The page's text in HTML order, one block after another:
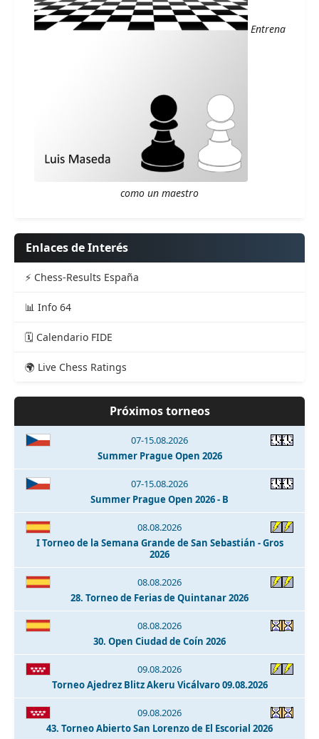
Entrena
como un maestro
Enlaces de Interés
⚡ Chess-Results España
📊 Info 64
🗓️ Calendario FIDE
🌍 Live Chess Ratings
Próximos torneos
07-15.08.2026
Summer Prague Open 2026
07-15.08.2026
Summer Prague Open 2026 - B
08.08.2026
I Torneo de la Semana Grande de San Sebastián - Gros
2026
08.08.2026
28. Torneo de Ferias de Quintanar 2026
08.08.2026
30. Open Ciudad de Coín 2026
09.08.2026
Torneo Ajedrez Blitz Akeru Vicálvaro 09.08.2026
09.08.2026
43. Torneo Abierto San Lorenzo de El Escorial 2026